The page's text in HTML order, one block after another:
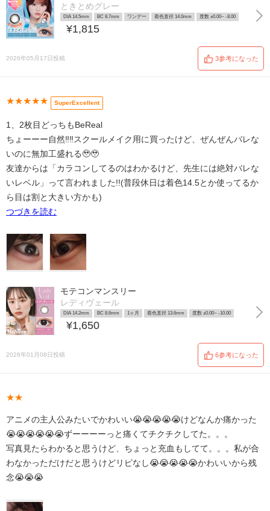
ときとめグレー
DIA 14.5mm BC 8.7mm ワンデー 着色直径 14.0mm 度数 ±0.00~ -8.00
¥1,815
2026年05月17日投稿 3参考になった
★★★★★ SuperExcellent
1、2枚目どっちもBeReal
ちょーーー自然‼️‼️スクールメイク用に買ったけど、ぜんぜんバレな
いのに無加工盛れる🥹🥹
友達からは「カラコンしてるのはわかるけど、先生には絶対バレな
いレベル」って言われました!!(普段休日は着色14.5とか使ってるか
ら目は割と大きい方かも)
つづきを読む
モテコンマンスリー
レディヴェール
DIA 14.2mm BC 8.6mm 1ヶ月 着色直径 13.6mm 度数 ±0.00~ -10.00
¥1,650
2026年01月08日投稿 6参考になった
★★
アニメの主人公みたいでかわいい😭😭😭😭😭けどなんか痛かった
😭😭😭😭😭😭ずーーーーっと痛くてチクチクしてた。。。
写真見たらわかると思うけど、ちょっと充血もしてて。。。私が合
わなかっただけだと思うけどリピなし😭😭😭😭😭かわいいから残
念😭😭😭